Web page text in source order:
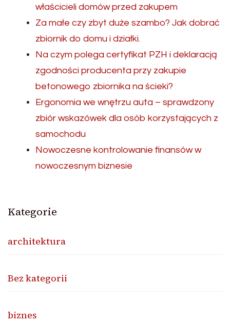
właścicieli domów przed zakupem
Za małe czy zbyt duże szambo? Jak dobrać
zbiornik do domu i działki.
Na czym polega certyfikat PZH i deklaracją
zgodności producenta przy zakupie
betonowego zbiornika na ścieki?
Ergonomia we wnętrzu auta – sprawdzony
zbiór wskazówek dla osób korzystających z
samochodu
Nowoczesne kontrolowanie finansów w
nowoczesnym biznesie
Kategorie
architektura
Bez kategorii
biznes